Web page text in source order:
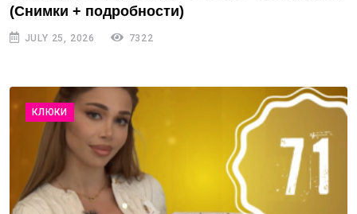
(Снимки + подробности)
JULY 25, 2026 7322
КЛЮКИ